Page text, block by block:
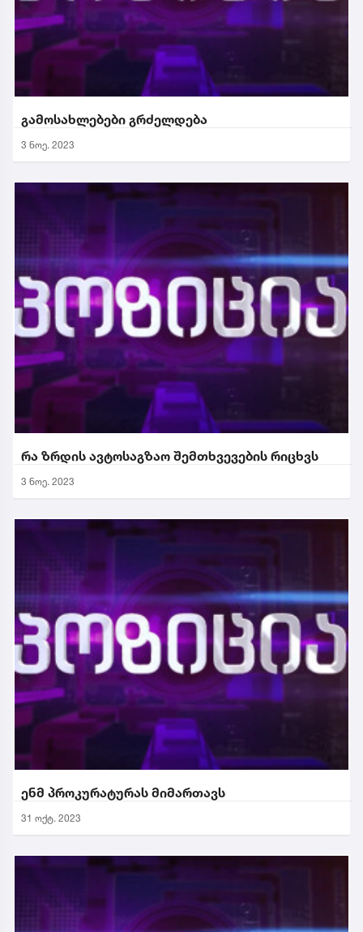
გამოსახლებები გრძელდება
3 ნოე. 2023
რა ზრდის ავტოსაგზაო შემთხვევების რიცხვს
3 ნოე. 2023
ენმ პროკურატურას მიმართავს
31 ოქტ. 2023